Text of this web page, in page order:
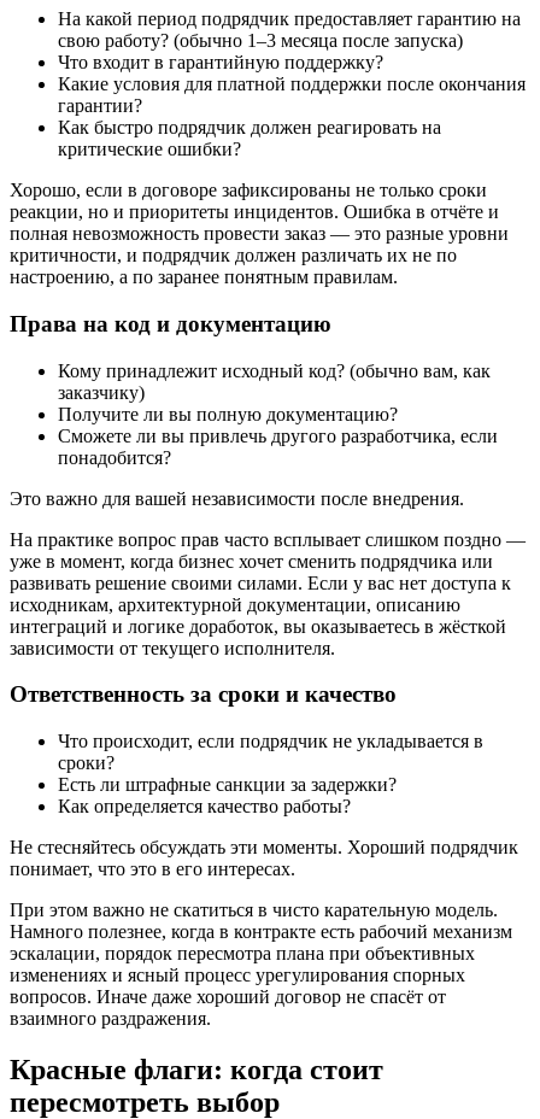
На какой период подрядчик предоставляет гарантию на
свою работу? (обычно 1–3 месяца после запуска)
Что входит в гарантийную поддержку?
Какие условия для платной поддержки после окончания
гарантии?
Как быстро подрядчик должен реагировать на
критические ошибки?
Хорошо, если в договоре зафиксированы не только сроки
реакции, но и приоритеты инцидентов. Ошибка в отчёте и
полная невозможность провести заказ — это разные уровни
критичности, и подрядчик должен различать их не по
настроению, а по заранее понятным правилам.
Права на код и документацию
Кому принадлежит исходный код? (обычно вам, как
заказчику)
Получите ли вы полную документацию?
Сможете ли вы привлечь другого разработчика, если
понадобится?
Это важно для вашей независимости после внедрения.
На практике вопрос прав часто всплывает слишком поздно —
уже в момент, когда бизнес хочет сменить подрядчика или
развивать решение своими силами. Если у вас нет доступа к
исходникам, архитектурной документации, описанию
интеграций и логике доработок, вы оказываетесь в жёсткой
зависимости от текущего исполнителя.
Ответственность за сроки и качество
Что происходит, если подрядчик не укладывается в
сроки?
Есть ли штрафные санкции за задержки?
Как определяется качество работы?
Не стесняйтесь обсуждать эти моменты. Хороший подрядчик
понимает, что это в его интересах.
При этом важно не скатиться в чисто карательную модель.
Намного полезнее, когда в контракте есть рабочий механизм
эскалации, порядок пересмотра плана при объективных
изменениях и ясный процесс урегулирования спорных
вопросов. Иначе даже хороший договор не спасёт от
взаимного раздражения.
Красные флаги: когда стоит
пересмотреть выбор